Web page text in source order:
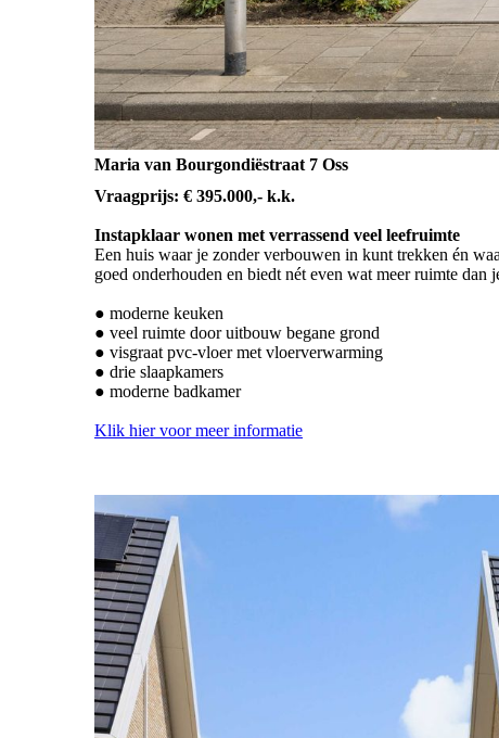
Maria van Bourgondiëstraat 7 Oss
Vraagprijs: € 395.000,- k.k.
Instapklaar wonen met verrassend veel leefruimte
Een huis waar je zonder verbouwen in kunt trekken én
goed onderhouden en biedt nét even wat meer ruimte dan
● moderne keuken
● veel ruimte door uitbouw begane grond
● visgraat pvc-vloer met vloerverwarming
● drie slaapkamers
● moderne badkamer
Klik hier voor meer informatie